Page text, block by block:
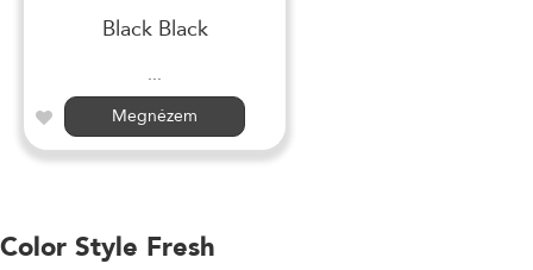
Black Black
...
Megnézem
Color Style Fresh